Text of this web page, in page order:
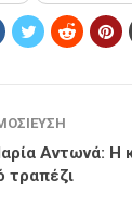
Αντωνά: Η
τραπέζι